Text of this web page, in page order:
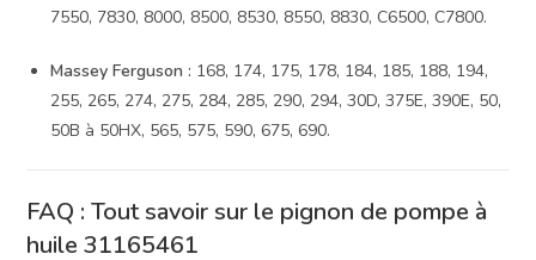
7550, 7830, 8000, 8500, 8530, 8550, 8830, C6500, C7800.
Massey Ferguson : 168, 174, 175, 178, 184, 185, 188, 194,
255, 265, 274, 275, 284, 285, 290, 294, 30D, 375E, 390E, 50,
50B à 50HX, 565, 575, 590, 675, 690.
FAQ : Tout savoir sur le pignon de pompe à
huile 31165461